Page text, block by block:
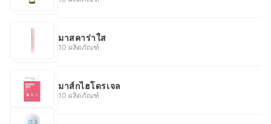
มาสคาร่าใส
10 ผลิตภัณฑ์
มาส์กไฮโดรเจล
10 ผลิตภัณฑ์